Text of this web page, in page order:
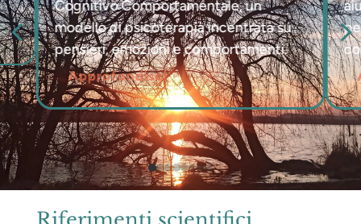
Cognitivo Comportamentale, un
modello di psicoterapia incentrata su
pensieri, emozioni e comportamenti.
Approfondisci